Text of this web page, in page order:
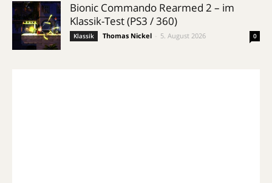
Bionic Commando Rearmed 2 – im
Klassik-Test (PS3 / 360)
Klassik Thomas Nickel 5. August 2026 0